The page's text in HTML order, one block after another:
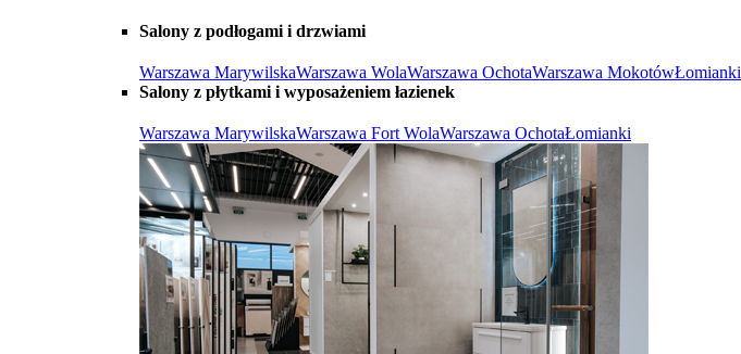
Salony z podłogami i drzwiami
Warszawa MarywilskaWarszawa WolaWarszawa OchotaWarszawa MokotówŁomianki
Salony z płytkami i wyposażeniem łazienek
Warszawa MarywilskaWarszawa Fort WolaWarszawa OchotaŁomianki